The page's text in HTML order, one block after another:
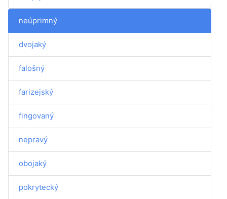
neúprimný
dvojaký
falošný
farizejský
fingovaný
nepravý
obojaký
pokrytecký